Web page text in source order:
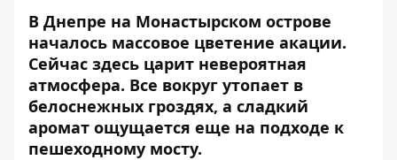
В Днепре на Монастырском острове
началось массовое цветение акации.
Сейчас здесь царит невероятная
атмосфера. Все вокруг утопает в
белоснежных гроздях, а сладкий
аромат ощущается еще на подходе к
пешеходному мосту.